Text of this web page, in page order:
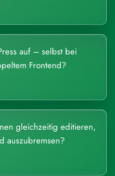
auf – selbst bei
Frontend?
gleichzeitig editieren,
auszubremsen?